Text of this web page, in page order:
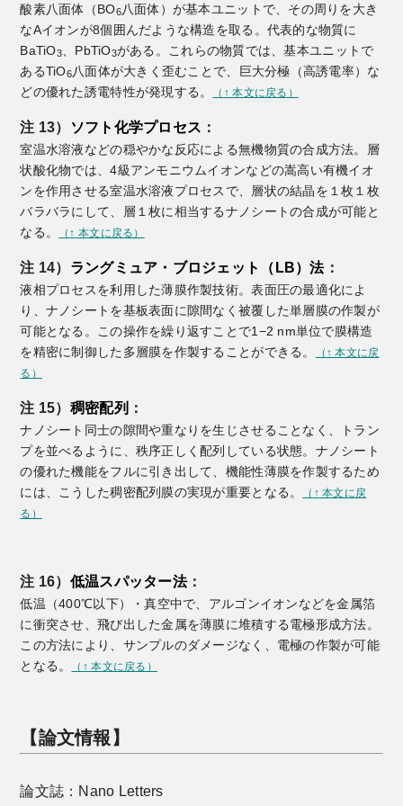
酸素八面体（BO6八面体）が基本ユニットで、その周りを大き
なAイオンが8個囲んだような構造を取る。代表的な物質に
BaTiO3 、PbTiO3がある。これらの物質では、基本ユニットで
あるTiO6八面体が大きく歪むことで、巨大分極（高誘電率）な
どの優れた誘電特性が発現する。
（ ↑ 本文に戻る）
注 13） ソフト化学プロセス ：
室温水溶液などの穏やかな反応による無機物質の合成方法。層
状酸化物では、4級アンモニウムイオンなどの嵩高い有機イオ
ンを作用させる室温水溶液プロセスで、層状の結晶を１枚１枚
バラバラにして、層１枚に相当するナノシートの合成が可能と
なる。
（ ↑ 本文に戻る）
注 14） ラングミュア・ブロジェット（LB）法：
液相プロセスを利用した薄膜作製技術。表面圧の最適化によ
り、ナノシートを基板表面に隙間なく被覆した単層膜の作製が
可能となる。この操作を繰り返すことで1−2 nm単位で膜構造
を精密に制御した多層膜を作製することができる。
（ ↑ 本文に戻
る）
注 15） 稠密配列 ：
ナノシート同士の隙間や重なりを生じさせることなく、トラン
プを並べるように、秩序正しく配列している状態。ナノシート
の優れた機能をフルに引き出して、機能性薄膜を作製するため
には、こうした稠密配列膜の実現が重要となる。
（ ↑ 本文に戻
る）
注 16） 低温スパッター法：
低温（400℃以下）・真空中で、アルゴンイオンなどを金属箔
に衝突させ、飛び出した金属を薄膜に堆積する電極形成方法。
この方法により、サンプルのダメージなく、電極の作製が可能
となる。
（ ↑ 本文に戻る）
【論文情報】
論文誌：Nano Letters